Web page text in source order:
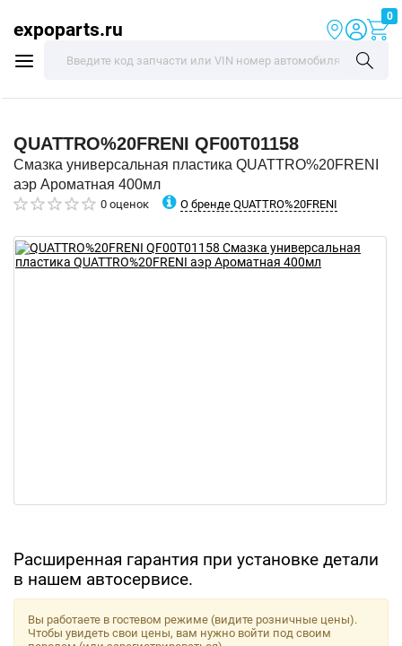
expoparts.ru
0
QUATTRO%20FRENI QF00T01158
Смазка универсальная пластика QUATTRO%20FRENI
аэр Ароматная 400мл
0 оценок О бренде QUATTRO%20FRENI
Расширенная гарантия при установке детали
в нашем автосервисе.
Вы работаете в гостевом режиме (видите розничные цены).
Чтобы увидеть свои цены, вам нужно войти под своим